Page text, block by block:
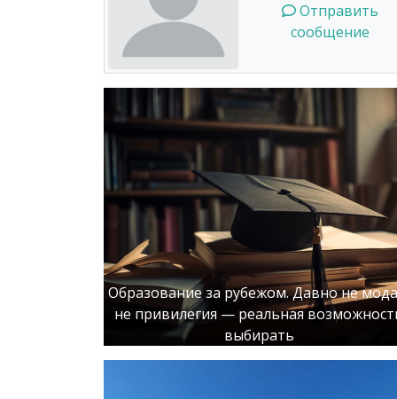
Отправить
сообщение
Образование за рубежом. Давно не
не привилегия — реальная
выбирать